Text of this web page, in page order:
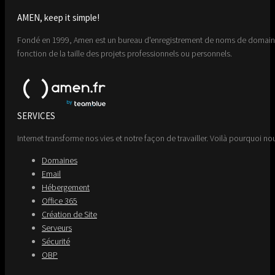
AMEN, keep it simple!
Fondé en 1999, Amen est un bureau d'enregistrement de noms de
fonction de la taille des projets professionnels ou personnels.
SERVICES
Internet transforme nos vies et notre façon de travailler. Voilà pourquoi
Domaines
Email
Hébergement
Office 365
Création de Site
Serveurs
Sécurité
OBP